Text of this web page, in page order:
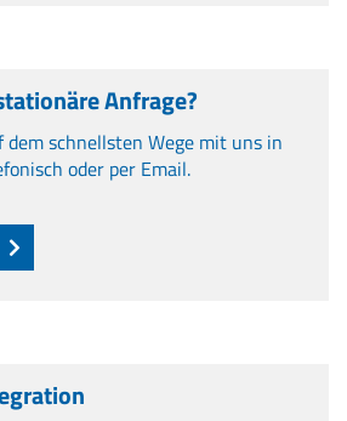
Anfrage?
dem schnellsten Wege mit uns in
oder per Email.